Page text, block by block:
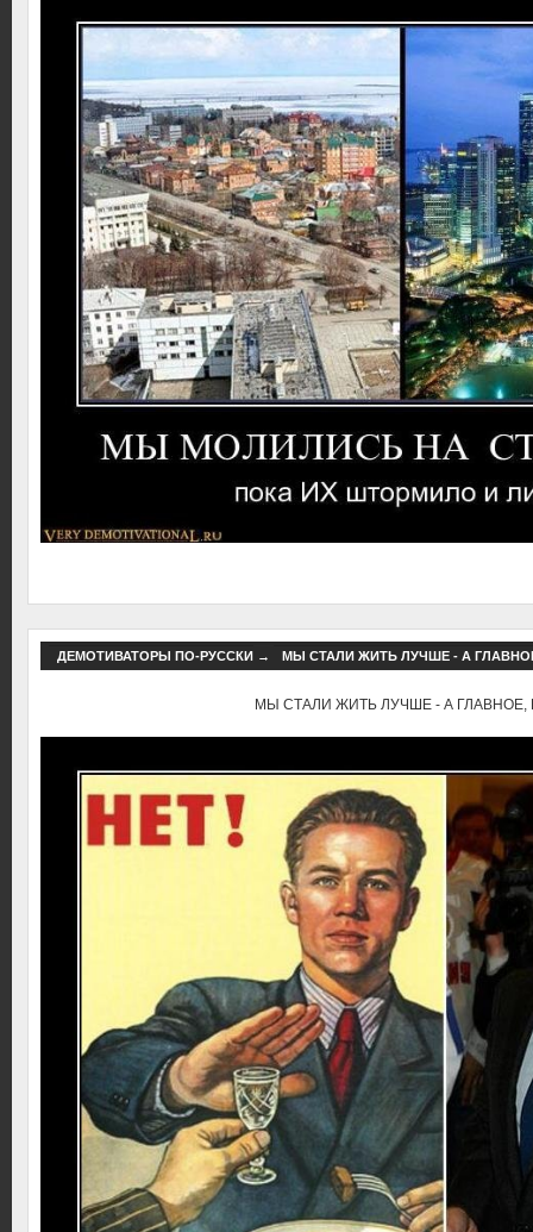
ДЕМОТИВАТОРЫ ПО-РУССКИ→ МЫ СТАЛИ ЖИТЬ ЛУЧШЕ - А
МЫ СТАЛИ ЖИТЬ ЛУЧШЕ - А ГЛАВНОЕ,